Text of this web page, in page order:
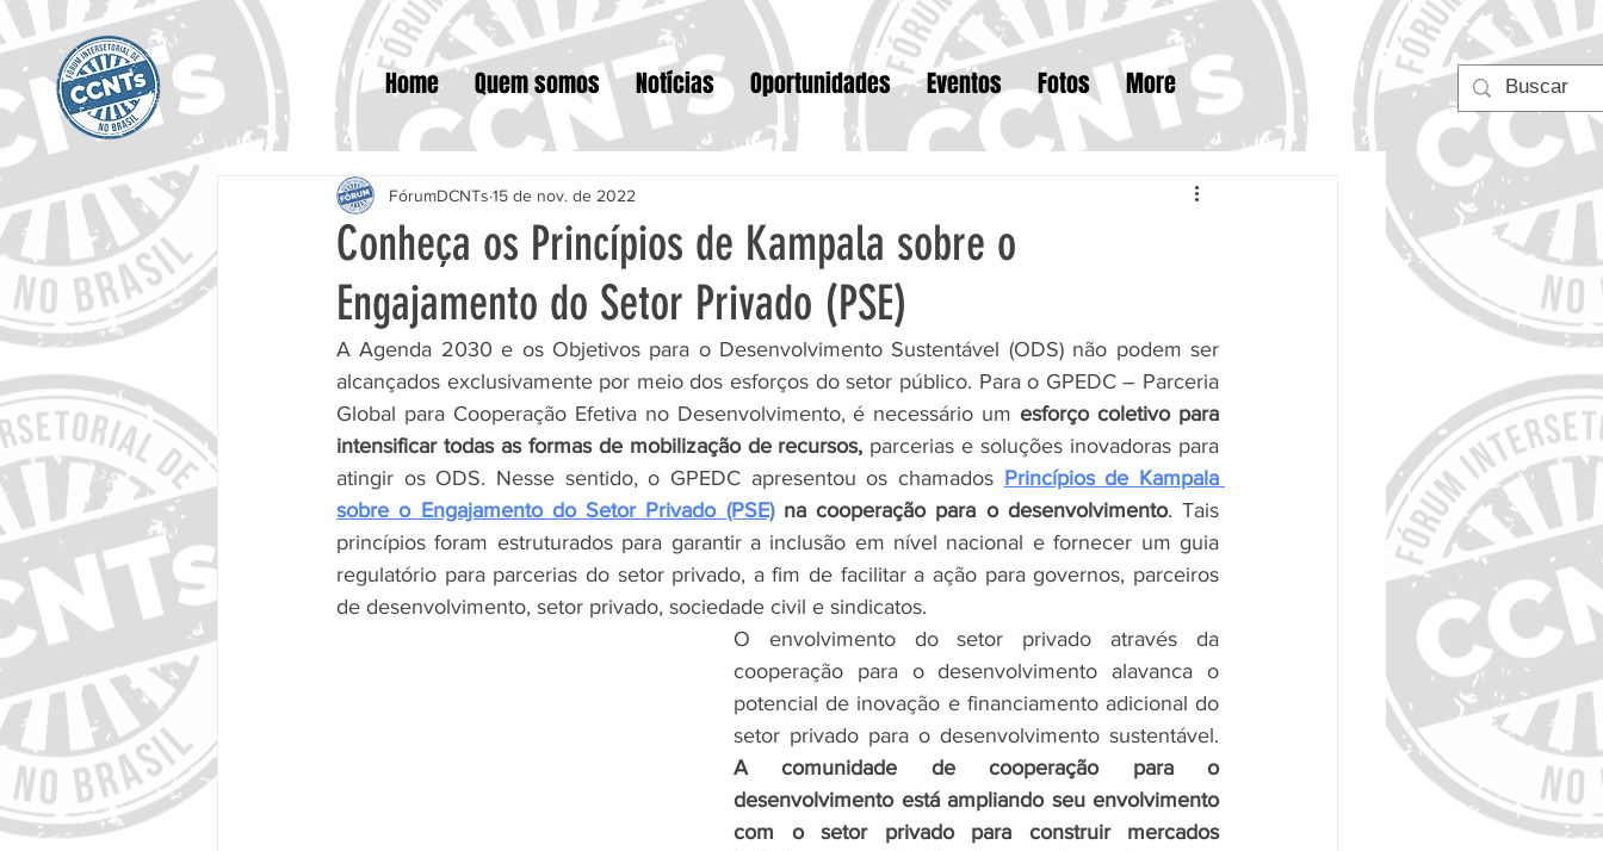
Home Quem somos Notícias Oportunidades Eventos Fotos More
Conheça os Princípios de Kampala sobre o
Engajamento do Setor Privado (PSE)
FórumDCNTs 15 de nov. de 2022
A Agenda 2030 e os Objetivos para o Desenvolvimento Sustentável (ODS) não podem ser
alcançados exclusivamente por meio dos esforços do setor público. Para o GPEDC – Parceria
Global para Cooperação Efetiva no Desenvolvimento, é necessário um esforço coletivo para
intensificar todas as formas de mobilização de recursos, parcerias e soluções inovadoras para
atingir os ODS. Nesse sentido, o GPEDC apresentou os chamados Princípios de Kampala
sobre o Engajamento do Setor Privado (PSE) na cooperação para o desenvolvimento. Tais
princípios foram estruturados para garantir a inclusão em nível nacional e fornecer um guia
regulatório para parcerias do setor privado, a fim de facilitar a ação para governos, parceiros
de desenvolvimento, setor privado, sociedade civil e sindicatos.
O envolvimento do setor privado através da
cooperação para o desenvolvimento alavanca o
potencial de inovação e financiamento adicional do
A comunidade de cooperação para o
desenvolvimento está ampliando seu envolvimento
com o setor privado para construir mercados